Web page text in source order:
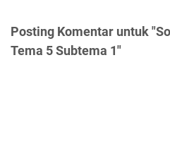
Posting Komentar untuk
Tema 5 Subtema 1"